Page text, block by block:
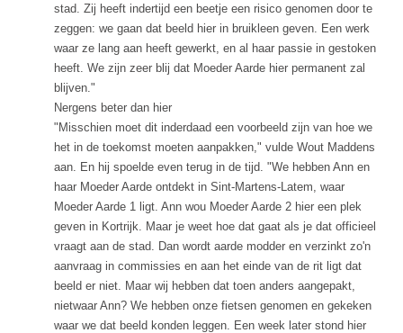
stad. Zij heeft indertijd een beetje een risico genomen door te
zeggen: we gaan dat beeld hier in bruikleen geven. Een werk
waar ze lang aan heeft gewerkt, en al haar passie in gestoken
heeft. We zijn zeer blij dat Moeder Aarde hier permanent zal
blijven."
Nergens beter dan hier
"Misschien moet dit inderdaad een voorbeeld zijn van hoe we
het in de toekomst moeten aanpakken," vulde Wout Maddens
aan. En hij spoelde even terug in de tijd. "We hebben Ann en
haar Moeder Aarde ontdekt in Sint-Martens-Latem, waar
Moeder Aarde 1 ligt. Ann wou Moeder Aarde 2 hier een plek
geven in Kortrijk. Maar je weet hoe dat gaat als je dat officieel
vraagt aan de stad. Dan wordt aarde modder en verzinkt zo'n
aanvraag in commissies en aan het einde van de rit ligt dat
beeld er niet. Maar wij hebben dat toen anders aangepakt,
nietwaar Ann? We hebben onze fietsen genomen en gekeken
waar we dat beeld konden leggen. Een week later stond hier